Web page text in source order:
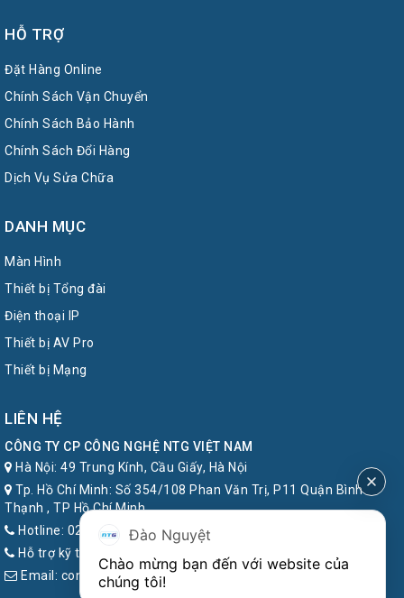
HỖ TRỢ
Đặt Hàng Online
Chính Sách Vận Chuyển
Chính Sách Bảo Hành
Chính Sách Đổi Hàng
Dịch Vụ Sửa Chữa
DANH MỤC
Màn Hình
Thiết bị Tổng đài
Điện thoại IP
Thiết bị AV Pro
Thiết bị Mạng
LIÊN HỆ
CÔNG TY CP CÔNG NGHỆ NTG VIỆT NAM
Hà Nội: 49 Trung Kính, Cầu Giấy, Hà Nội
Tp. Hồ Chí Minh: Số 354/108 Phan Văn Trị, P11 Quận Bình
Thạnh , TP Hồ Chí Minh
Hotline: 024.7777.8899
Hỗ trợ kỹ thuật: 1900.6857
Email: contact@ntg.com.vn
Đào Nguyệt
Chào mừng bạn đến với website của
chúng tôi!